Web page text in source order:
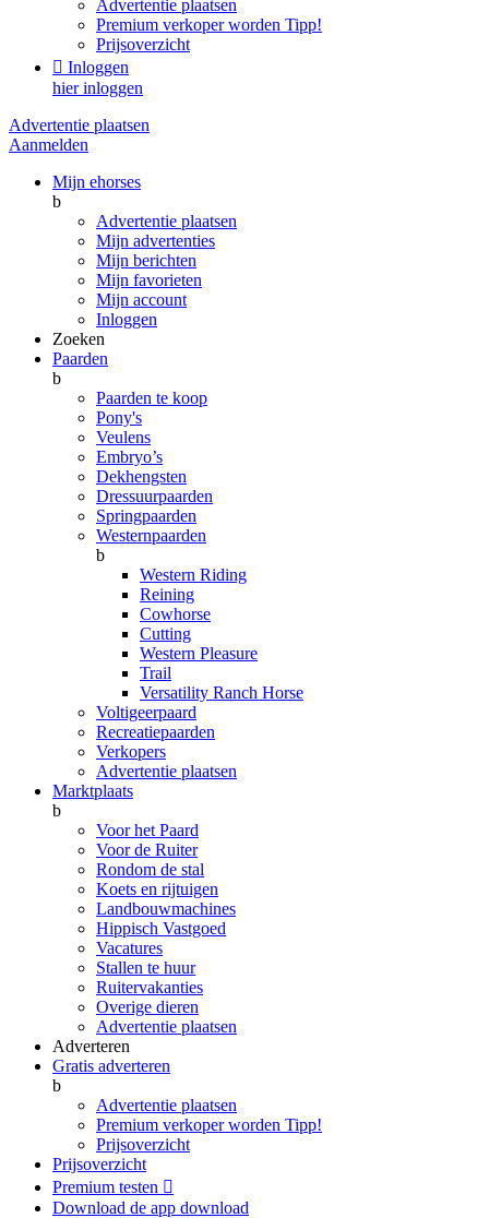
Advertentie plaatsen
Premium verkoper worden Tipp!
Prijsoverzicht
 Inloggen
hier inloggen
Advertentie plaatsen
Aanmelden
Mijn ehorses
b
Advertentie plaatsen
Mijn advertenties
Mijn berichten
Mijn favorieten
Mijn account
Inloggen
Zoeken
Paarden
b
Paarden te koop
Pony's
Veulens
Embryo’s
Dekhengsten
Dressuurpaarden
Springpaarden
Westernpaarden
b
Western Riding
Reining
Cowhorse
Cutting
Western Pleasure
Trail
Versatility Ranch Horse
Voltigeerpaard
Recreatiepaarden
Verkopers
Advertentie plaatsen
Marktplaats
b
Voor het Paard
Voor de Ruiter
Rondom de stal
Koets en rijtuigen
Landbouwmachines
Hippisch Vastgoed
Vacatures
Stallen te huur
Ruitervakanties
Overige dieren
Advertentie plaatsen
Adverteren
Gratis adverteren
b
Advertentie plaatsen
Premium verkoper worden Tipp!
Prijsoverzicht
Prijsoverzicht
Premium testen 
Download de app download